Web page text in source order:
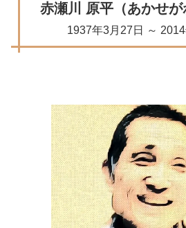
赤瀬川 原平（あかせが
1937年3月27日 ～